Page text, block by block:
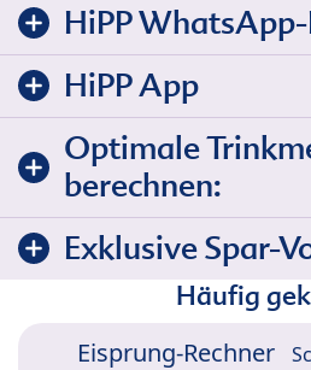
HiPP
HiPP App
Optimale
berechnen:
Exklusive Spar-
Häufig
Eisprung-Rechner